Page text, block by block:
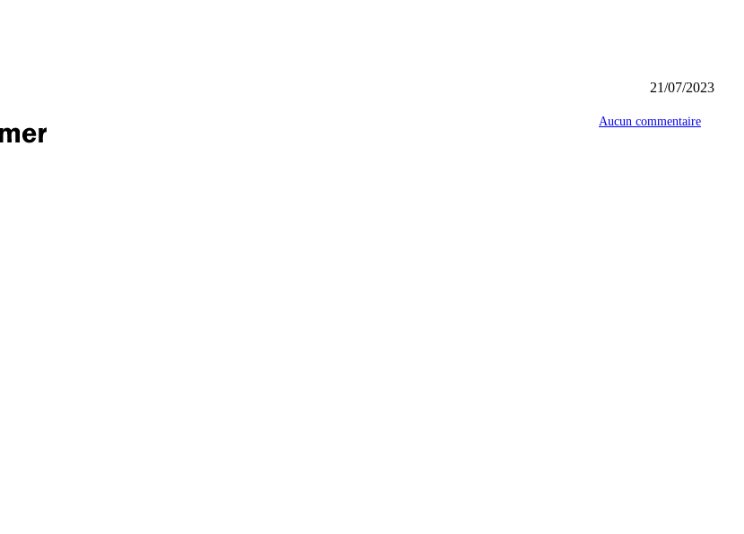
21/07/2023
Aucun commentaire